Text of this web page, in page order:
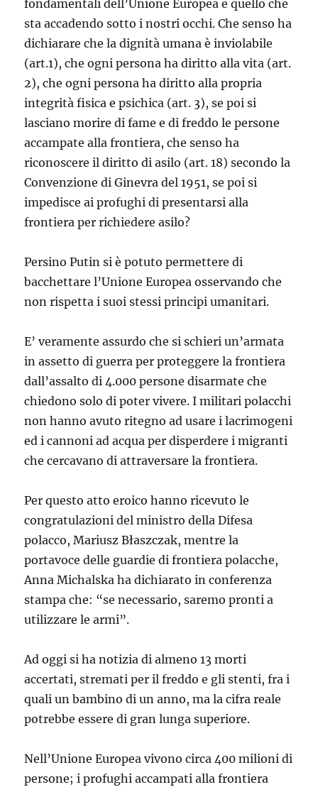
fondamentali dell’Unione Europea e quello che
sta accadendo sotto i nostri occhi. Che senso ha
dichiarare che la dignità umana è inviolabile
(art.1), che ogni persona ha diritto alla vita (art.
2), che ogni persona ha diritto alla propria
integrità fisica e psichica (art. 3), se poi si
lasciano morire di fame e di freddo le persone
accampate alla frontiera, che senso ha
riconoscere il diritto di asilo (art. 18) secondo la
Convenzione di Ginevra del 1951, se poi si
impedisce ai profughi di presentarsi alla
frontiera per richiedere asilo?
Persino Putin si è potuto permettere di
bacchettare l’Unione Europea osservando che
non rispetta i suoi stessi principi umanitari.
E’ veramente assurdo che si schieri un’armata
in assetto di guerra per proteggere la frontiera
dall’assalto di 4.000 persone disarmate che
chiedono solo di poter vivere. I militari polacchi
non hanno avuto ritegno ad usare i lacrimogeni
ed i cannoni ad acqua per disperdere i migranti
che cercavano di attraversare la frontiera.
Per questo atto eroico hanno ricevuto le
congratulazioni del ministro della Difesa
polacco, Mariusz Błaszczak, mentre la
portavoce delle guardie di frontiera polacche,
Anna Michalska ha dichiarato in conferenza
stampa che: “se necessario, saremo pronti a
utilizzare le armi”.
Ad oggi si ha notizia di almeno 13 morti
accertati, stremati per il freddo e gli stenti, fra i
quali un bambino di un anno, ma la cifra reale
potrebbe essere di gran lunga superiore.
Nell’Unione Europea vivono circa 400 milioni di
persone; i profughi accampati alla frontiera